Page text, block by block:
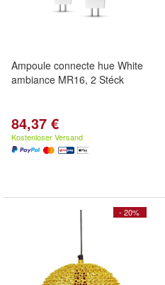
Ampoule connecte hue White
ambiance MR16, 2 Stéck
84,37 €
Kostenloser Versand
- 20%